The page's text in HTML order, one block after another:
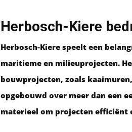
Herbosch-Kiere
Herbosch-Kiere speelt een
maritieme en milieuprojecten.
bouwprojecten, zoals
opgebouwd over meer dan een
materieel om projecten efficiënt